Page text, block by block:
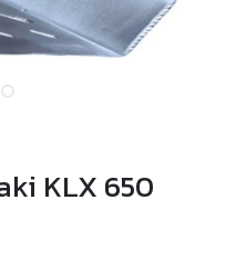
KLX 650